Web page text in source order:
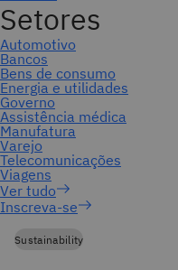
Inscreva-se
Sustainability